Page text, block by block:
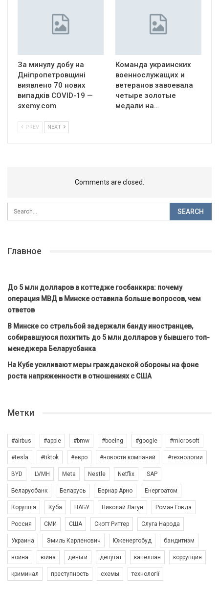
За минулу добу на
Дніпропетровщині
виявлено 70 нових
випадків COVID-19 —
sxemy.com
Команда украинских
военнослужащих и
ветеранов завоевала
четыре золотые
медали на…
PREV NEXT
Comments are closed.
Главное
До 5 млн долларов в коттедже госбанкира: почему
операция МВД в Минске оставила больше вопросов, чем
ответов
В Минске со стрельбой задержали банду иностранцев,
собиравшуюся похитить до 5 млн долларов у бывшего топ-
менеджера Беларусбанка
На Кубе усиливают меры гражданской обороны на фоне
роста напряженности в отношениях с США
Метки
#airbus #apple #bmw #boeing #google #microsoft
#tesla #tiktok #евро #новости компаний #технологии
BYD LVMH Meta Nestle Netflix SAP
Беларусбанк Беларусь Бернар Арно Енергоатом
Корупція Куба НАБУ Николай Лагун Роман Говда
Россия СМИ США Скотт Риттер Слуга Народа
Украина Эмиль Карленович Юженергобуд бандитизм
война війна деньги депутат капеллан коррупция
криминал преступность схемы технології